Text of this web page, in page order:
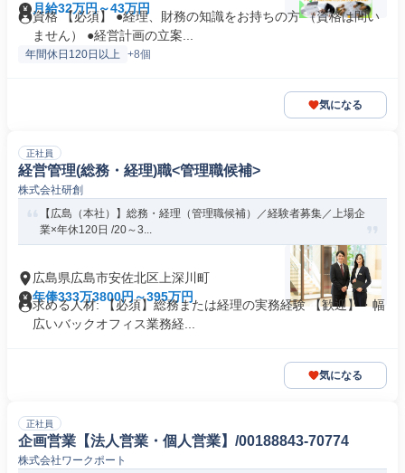
月給32万円～43万円
資格 【必須】 ●経理、財務の知識をお持ちの方 （資格は問い
ません） ●経営計画の立案...
年間休日120日以上 +8個
気になる
正社員
経営管理(総務・経理)職<管理職候補>
株式会社研創
【広島（本社）】総務・経理（管理職候補）／経験者募集／上場企
業×年休120日 /20～3...
広島県広島市安佐北区上深川町
年俸333万3800円～395万円
求める人材: 【必須】総務または経理の実務経験 【歓迎】・幅
広いバックオフィス業務経...
気になる
正社員
企画営業【法人営業・個人営業】/00188843-70774
株式会社ワークポート